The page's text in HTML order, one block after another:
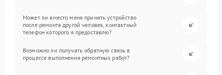
Может ли вместо меня принять устройство
после ремонта другой человек, контактный
телефон которого я предоставлю?
Возможно ли получать обратную связь в
процессе выполнения ремонтных работ?